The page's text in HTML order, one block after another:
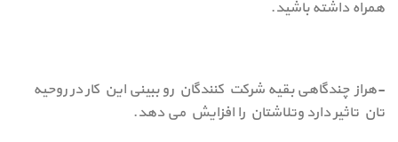
همراه داشته باشید.
-هراز چندگاهی بقیه شرکت کنندگان رو ببینی این کار در روحیه
تان تاثیر دارد وتلاشتان را افزایش می دهد.